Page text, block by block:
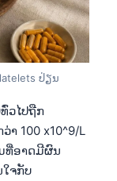
ປ່ຽນ
ວໄປຖືກ
າ 100 x10^9/L
ທີ່ອາດມີຜົນ
ຈກັບ